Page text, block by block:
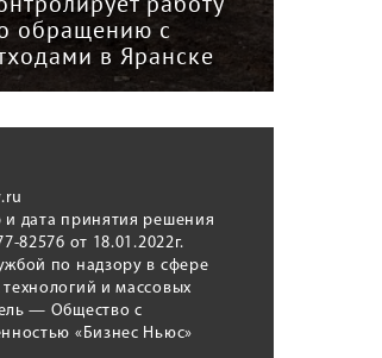
обращению с
в Яранске
дата принятия решения
82576 от 18.01.2022г.
по надзору в сфере
и массовых
— Общество с
«Бизнес Ньюс»